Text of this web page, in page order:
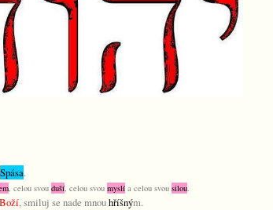
Spása.
, celou svou duší, celou svou myslí a celou svou silou.
Boží, smiluj se nade mnouhříšným.